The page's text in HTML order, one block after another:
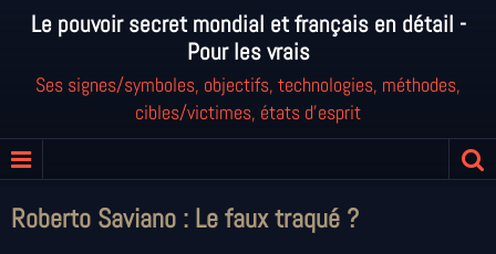
Le pouvoir secret mondial et français en détail -
Pour les vrais
Ses signes/symboles, objectifs, technologies, méthodes,
cibles/victimes, états d'esprit
Roberto Saviano : Le faux traqué ?